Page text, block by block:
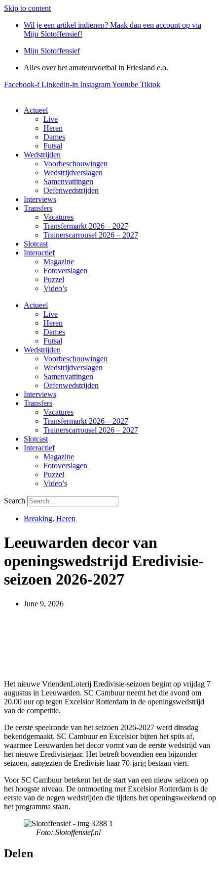
Skip to content
Wil je een artikel indienen? Maak dan een account op via
Mijn Slotoffensief!
Mijn Slotoffensief
Alles over het amateurvoetbal in Friesland e.o.
Facebook-f Linkedin-in InstagramYoutube Tiktok
Actueel
Live
Heren
Dames
Futsal
Wedstrijden
Voorbeschouwingen
Wedstrijdverslagen
Samenvattingen
Oefenwedstrijden
Interviews
Transfers
Vacatures
Transfermarkt 2026 – 2027
Trainerscarrousel 2026 – 2027
Slotcast
Interactief
Magazine
Fotoverslagen
Puzzel
Video’s
Actueel
Live
Heren
Dames
Futsal
Wedstrijden
Voorbeschouwingen
Wedstrijdverslagen
Samenvattingen
Oefenwedstrijden
Interviews
Transfers
Vacatures
Transfermarkt 2026 – 2027
Trainerscarrousel 2026 – 2027
Slotcast
Interactief
Magazine
Fotoverslagen
Puzzel
Video’s
Search
Breaking, Heren
Leeuwarden decor van
openingswedstrijd Eredivisie-
seizoen 2026-2027
June 9, 2026
Het nieuwe VriendenLoterij Eredivisie-seizoen begint op vrijdag 7
augustus in Leeuwarden. SC Cambuur neemt het die avond om
20.00 uur op tegen Excelsior Rotterdam in de openingswedstrijd
van de competitie.
De eerste speelronde van het seizoen 2026-2027 werd dinsdag
bekendgemaakt. SC Cambuur en Excelsior bijten het spits af,
waarmee Leeuwarden het decor vormt van de eerste wedstrijd van
het nieuwe Eredivisiejaar. Het betreft bovendien een bijzonder
seizoen, aangezien de Eredivisie haar 70-jarig bestaan viert.
Voor SC Cambuur betekent het de start van een nieuw seizoen op
het hoogste niveau. De ontmoeting met Excelsior Rotterdam is de
eerste van de negen wedstrijden die tijdens het openingsweekend op
het programma staan.
Foto: Slotoffensief.nl
Delen